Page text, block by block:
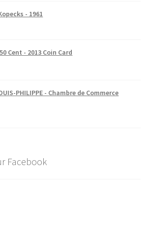
- 1961
Cent - 2013 Coin Card
PHILIPPE - Chambre de Commerce
Facebook